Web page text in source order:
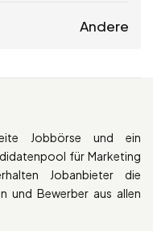
Andere
Jobbörse und ein
für Marketing
Jobanbieter die
und Bewerber aus allen